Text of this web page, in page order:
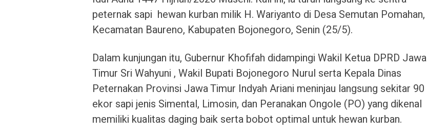
peternak sapi hewan kurban milik H. Wariyanto di Desa Semutan Pomahan,
Kecamatan Baureno, Kabupaten Bojonegoro, Senin (25/5).
Dalam kunjungan itu, Gubernur Khofifah didampingi Wakil Ketua DPRD Jawa
Timur Sri Wahyuni , Wakil Bupati Bojonegoro Nurul serta Kepala Dinas
Peternakan Provinsi Jawa Timur Indyah Ariani meninjau langsung sekitar 90
ekor sapi jenis Simental, Limosin, dan Peranakan Ongole (PO) yang dikenal
memiliki kualitas daging baik serta bobot optimal untuk hewan kurban.